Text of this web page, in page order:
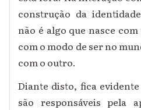
construção da
não é algo que nasce
com o modo de ser no
com o outro.
Diante disto, fica
são responsáveis pela